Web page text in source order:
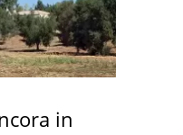
in